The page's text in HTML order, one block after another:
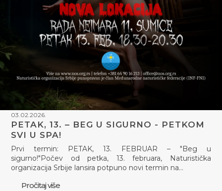
03.02.2026.
PETAK, 13. – BEG U SIGURNO - PETKOM
SVI U SPA!
Prvi termin: PETAK, 13. FEBRUAR – "Beg u
sigurno!"Počev od petka, 13. februara, Naturistička
organizacija Srbije lansira potpuno novi termin na…
Pročitaj više